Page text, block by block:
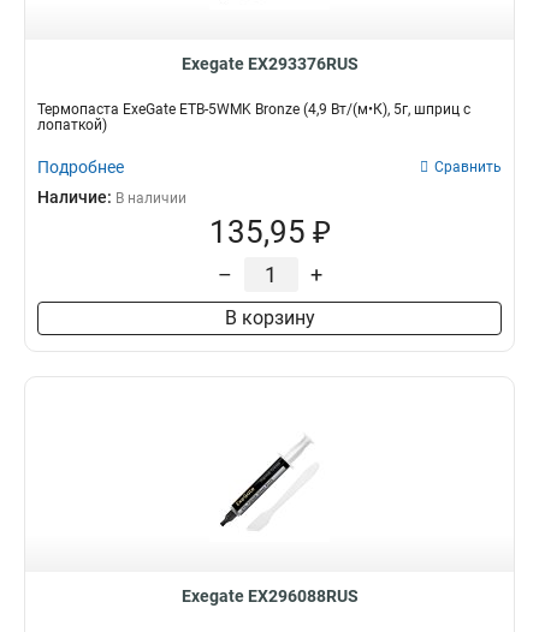
Exegate EX293376RUS
Термопаста ExeGate ETB-5WMK Bronze (4,9 Вт/(м•К), 5г, шприц с
лопаткой)
Подробнее Сравнить
Наличие: В наличии
135,95 ₽
– +
В корзину
Exegate EX296088RUS